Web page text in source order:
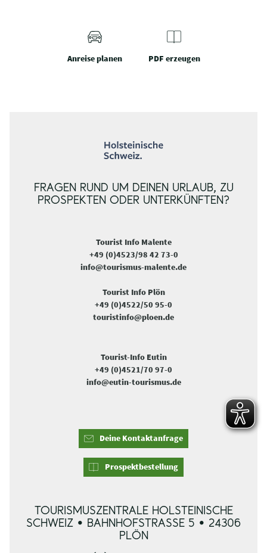
Anreise planen PDF erzeugen
FRAGEN RUND UM DEINEN URLAUB, ZU
PROSPEKTEN ODER UNTERKÜNFTEN?
Tourist Info Malente
+49 (0)4523/98 42 73-0
info@tourismus-malente.de
Tourist Info Plön
+49 (0)4522/50 95-0
touristinfo@ploen.de
Tourist-Info Eutin
+49 (0)4521/70 97-0
info@eutin-tourismus.de
Deine Kontaktanfrage
Prospektbestellung
TOURISMUSZENTRALE HOLSTEINISCHE
SCHWEIZ • BAHNHOFSTRASSE 5 • 24306 P
LÖN